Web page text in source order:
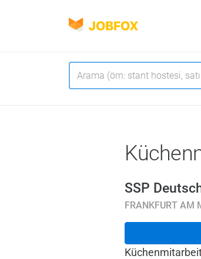
JOBFOX Navigasyon
Dil
SSP
FRANKFURT AM